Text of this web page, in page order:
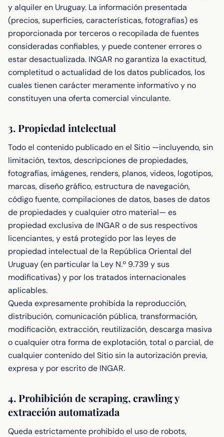
y alquiler en Uruguay. La información presentada
(precios, superficies, características, fotografías) es
proporcionada por terceros o recopilada de fuentes
consideradas confiables, y puede contener errores o
estar desactualizada. INGAR no garantiza la exactitud,
completitud o actualidad de los datos publicados, los
cuales tienen carácter meramente informativo y no
constituyen una oferta comercial vinculante.
3. Propiedad intelectual
Todo el contenido publicado en el Sitio —incluyendo, sin
limitación, textos, descripciones de propiedades,
fotografías, imágenes, renders, planos, videos, logotipos,
marcas, diseño gráfico, estructura de navegación,
código fuente, compilaciones de datos, bases de datos
de propiedades y cualquier otro material— es
propiedad exclusiva de INGAR o de sus respectivos
licenciantes, y está protegido por las leyes de
propiedad intelectual de la República Oriental del
Uruguay (en particular la Ley N.º 9.739 y sus
modificativas) y por los tratados internacionales
aplicables.
Queda expresamente prohibida la reproducción,
distribución, comunicación pública, transformación,
modificación, extracción, reutilización, descarga masiva
o cualquier otra forma de explotación, total o parcial, de
cualquier contenido del Sitio sin la autorización previa,
expresa y por escrito de INGAR.
4. Prohibición de scraping, crawling y
extracción automatizada
Queda estrictamente prohibido el uso de robots,